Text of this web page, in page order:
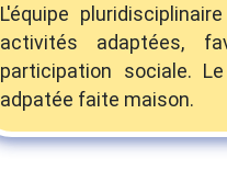
L'équipe
activités adaptées,
participation sociale.
adpatée faite maison.